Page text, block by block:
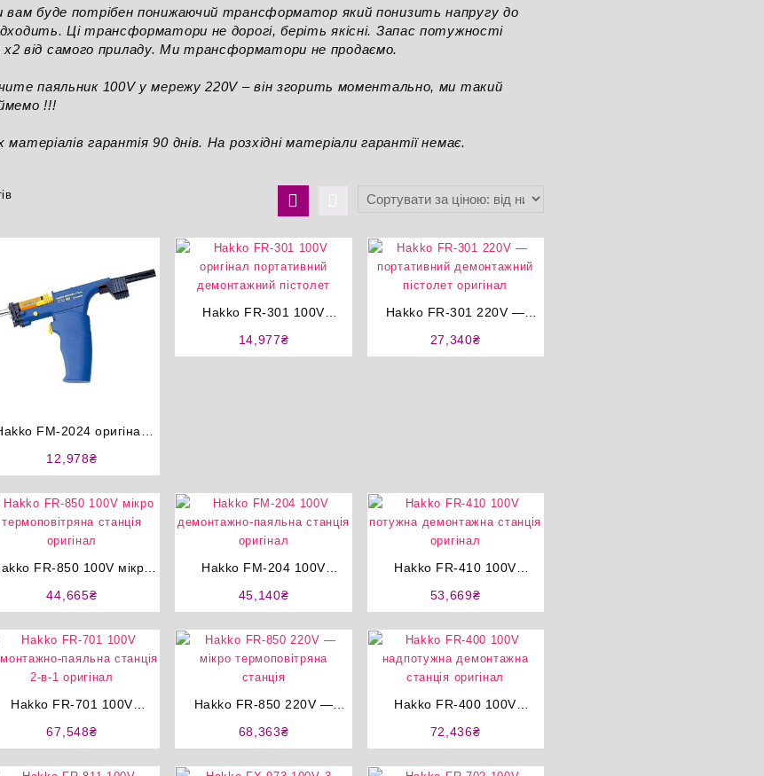
вам буде потрібен понижаючий трансформатор який понизить напругу до
Ці трансформатори не дорогі, беріть якісні. Запас потужності
від самого приладу. Ми трансформатори не продаємо.
паяльник 100V у мережу 220V – він згорить моментально, ми такий
!!!
матеріалів гарантія 90 днів. На розхідні матеріали гарантії немає.
Сортування
найвищої
FM-2024 оригінал
очистки припою
12,978₴
Hakko FR-301 100V
демонтажний пістолет
14,977₴
Hakko FR-301 220V —
пістолет оригінал
27,340₴
FR-850 100V мікро
оригінал
44,665₴
Hakko FM-204 100V
станція оригінал
45,140₴
Hakko FR-410 100V
станція оригінал
53,669₴
Hakko FR-701 100V
станція 2-в-1 оригінал
67,548₴
Hakko FR-850 220V —
станція
68,363₴
Hakko FR-400 100V
станція оригінал
72,436₴